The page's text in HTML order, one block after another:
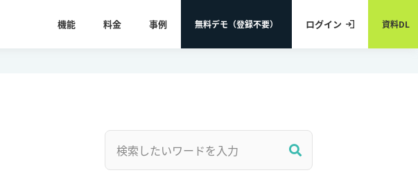
機能 料金 事例 無料デモ（登録不要） ログイン 資料DL